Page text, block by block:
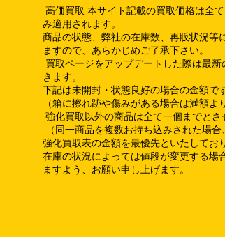
高価買取 本サイト記載の買取価格は全
み適用されます。
商品の状態、弊社の在庫数、再販状況等
ますので、あらかじめご了承下さい。
買取ページをアップデートした際は最
きます。
下記は未開封・状態良好の場合の金額で
（箱に擦れ跡や傷みがある場合は満額よ
強化買取以外の商品は全て一個までとさ
（同一商品を複数お持ち込みされた場
強化買取表の金額を最優先といたしてお
在庫の状況によっては値段が変更する場
ますよう、お願い申し上げます。